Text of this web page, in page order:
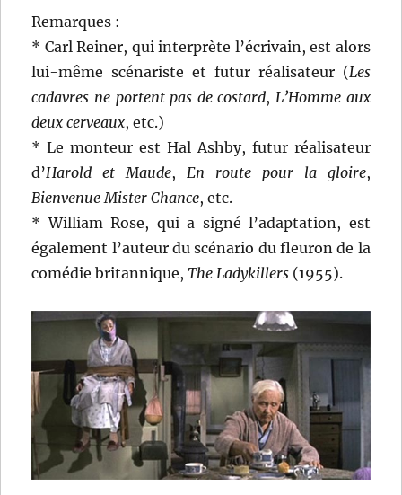
Remarques :
* Carl Reiner, qui interprète l’écrivain, est alors
lui-même scénariste et futur réalisateur (Les
cadavres ne portent pas de costard,L’Homme aux
deux cerveaux, etc.)
* Le monteur est Hal Ashby, futur réalisateur
d’Harold et Maude,En route pour la gloire,
Bienvenue Mister Chance, etc.
* William Rose, qui a signé l’adaptation, est
également l’auteur du scénario du fleuron de la
comédie britannique,The Ladykillers (1955).